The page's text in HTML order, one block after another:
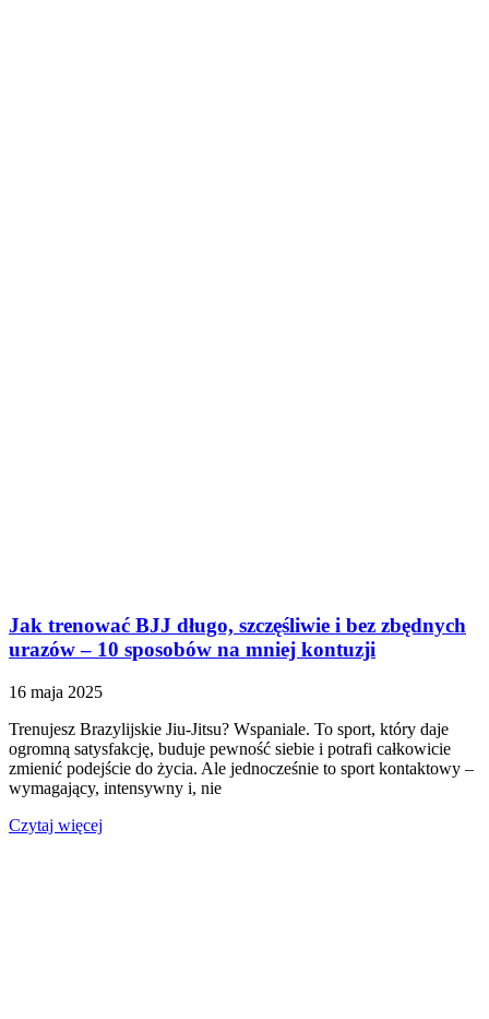
Jak trenować BJJ długo, szczęśliwie i bez zbędnych
urazów – 10 sposobów na mniej kontuzji
16 maja 2025
Trenujesz Brazylijskie Jiu-Jitsu? Wspaniale. To sport, który daje
ogromną satysfakcję, buduje pewność siebie i potrafi całkowicie
zmienić podejście do życia. Ale jednocześnie to sport kontaktowy –
wymagający, intensywny i, nie
Czytaj więcej